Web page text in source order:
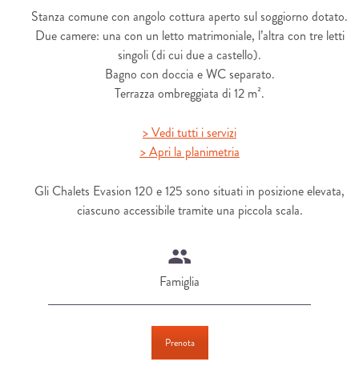
Stanza comune con angolo cottura aperto sul soggiorno dotato.
Due camere: una con un letto matrimoniale, l’altra con tre letti
singoli (di cui due a castello).
Bagno con doccia e WC separato.
Terrazza ombreggiata di 12 m².
> Vedi tutti i servizi
> Apri la planimetria
Gli Chalets Evasion 120 e 125 sono situati in posizione elevata,
ciascuno accessibile tramite una piccola scala.
Famiglia
Prenota